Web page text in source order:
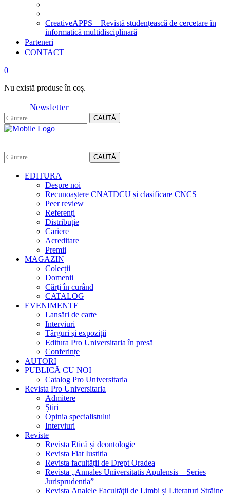
CreativeAPPS – Revistă studențească de cercetare în
informatică multidisciplinară
Parteneri
CONTACT
0
Nu există produse în coș.
Newsletter
CAUTĂ
CAUTĂ
EDITURA
Despre noi
Recunoaștere CNATDCU și clasificare CNCS
Peer review
Referenți
Distribuție
Cariere
Acreditare
Premii
MAGAZIN
Colecții
Domenii
Cărţi în curând
CATALOG
EVENIMENTE
Lansări de carte
Interviuri
Târguri și expoziții
Editura Pro Universitaria în presă
Conferințe
AUTORI
PUBLICĂ CU NOI
Catalog Pro Universitaria
Revista Pro Universitaria
Admitere
Știri
Opinia specialistului
Interviuri
Reviste
Revista Etică și deontologie
Revista Fiat Iustitia
Revista facultății de Drept Oradea
Revista „Annales Universitatis Apulensis – Series
Jurisprudentia”
Revista Analele Facultăţii de Limbi și Literaturi Străine